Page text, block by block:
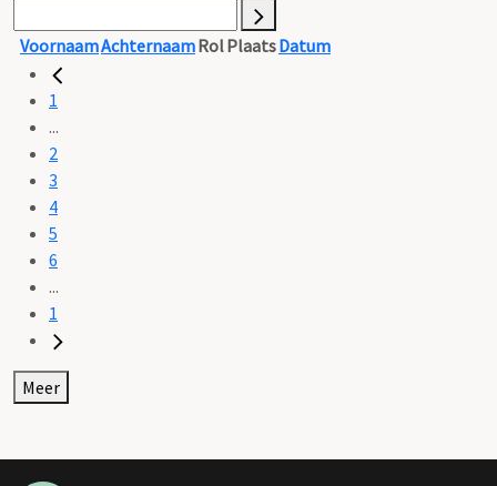
VoornaamAchternaamRolPlaatsDatum
1
...
2
3
4
5
6
...
1
Meer